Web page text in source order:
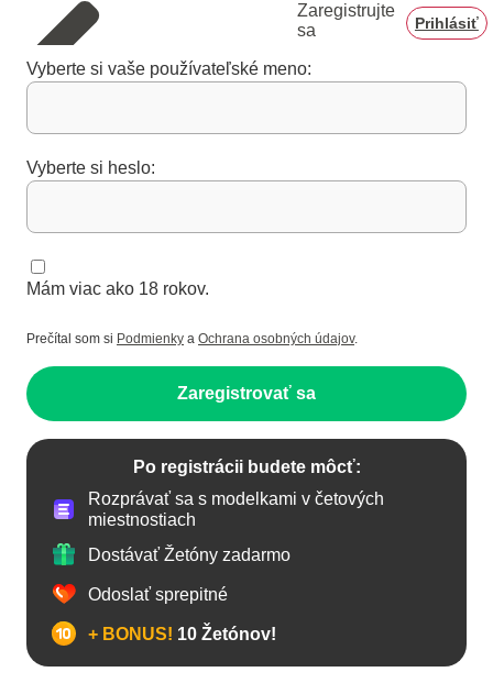
Zaregistrujte
sa
Prihlásiť
Vyberte si vaše používateľské meno:
Vyberte si heslo:
Mám viac ako 18 rokov.
Prečítal som si Podmienky a Ochrana osobných údajov.
Zaregistrovať sa
Po registrácii budete môcť:
Rozprávať sa s modelkami v četových
miestnostiach
Dostávať Žetóny zadarmo
Odoslať sprepitné
+ BONUS! 10 Žetónov!